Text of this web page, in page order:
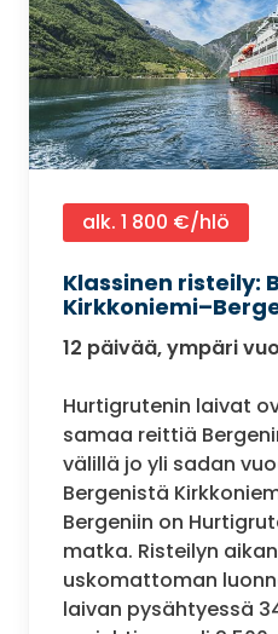
alk. 1 800 €/hlö
Klassinen risteily:
12 päivää, ympäri
Hurtigrutenin laivat
samaa reittiä
välillä jo yli sadan
Bergenistä
Bergeniin on
matka. Risteilyn
uskomattoman
laivan pysähtyessä